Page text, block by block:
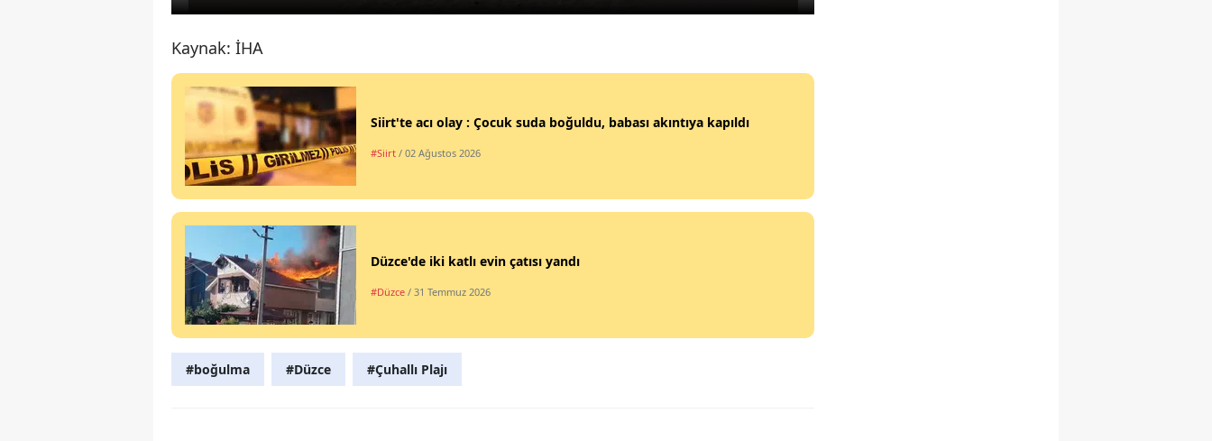
Muğla
Kaynak: İHA
Siirt'te acı olay : Çocuk suda boğuldu, babası akıntıya kapıldı
#Siirt / 02 Ağustos 2026
Düzce'de iki katlı evin çatısı yandı
#Düzce / 31 Temmuz 2026
#boğulma #Düzce #Çuhallı Plajı